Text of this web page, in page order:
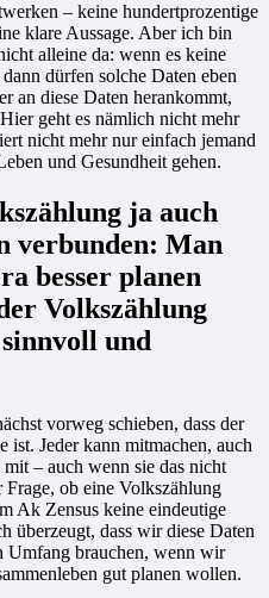
– keine hundertprozentige
klare Aussage. Aber ich bin
alleine da: wenn es keine
dürfen solche Daten eben
an diese Daten herankommt,
geht es nämlich nicht mehr
nicht mehr nur einfach jemand
und Gesundheit gehen.
ja auch
verbunden: Man
besser planen
Volkszählung
und
vorweg schieben, dass der
ist. Jeder kann mitmachen, auch
– auch wenn sie das nicht
Frage, ob eine Volkszählung
Ak Zensus keine eindeutige
überzeugt, dass wir diese Daten
Umfang brauchen, wenn wir
gut planen wollen.